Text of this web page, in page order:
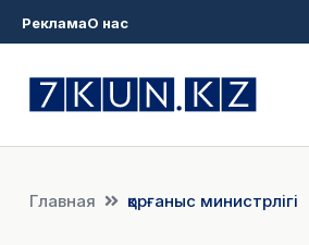
РекламаО нас
Главная қорғаныс министрлігі